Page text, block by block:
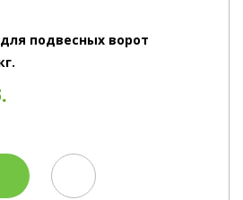
для подвесных ворот